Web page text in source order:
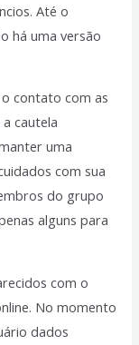
Até o
há uma versão
contato com as
cautela
uma
com sua
do grupo
alguns para
com o
No momento
dados